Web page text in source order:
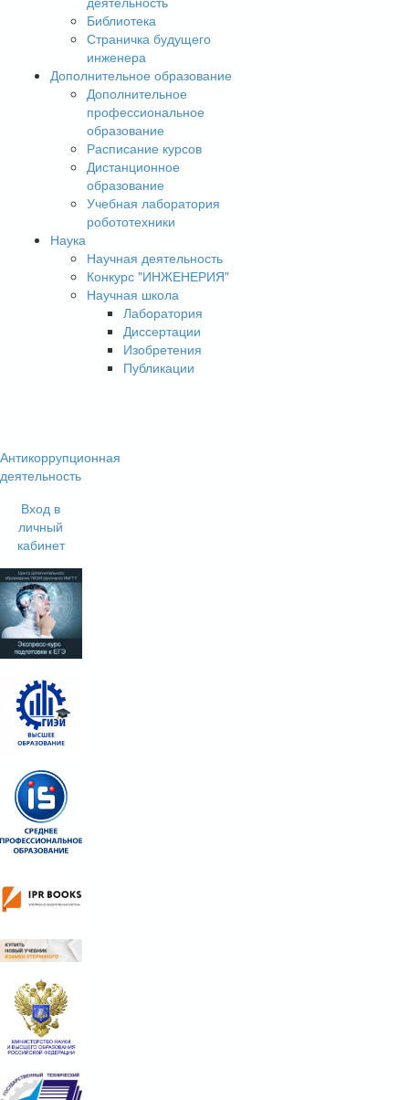
Библиотека
Страничка будущего
инженера
Дополнительное образование
Дополнительное
профессиональное
образование
Расписание курсов
Дистанционное
образование
Учебная лаборатория
робототехники
Наука
Научная деятельность
Конкурс "ИНЖЕНЕРИЯ"
Научная школа
Лаборатория
Диссертации
Изобретения
Публикации
Антикоррупционная
деятельность
Вход в
личный
кабинет